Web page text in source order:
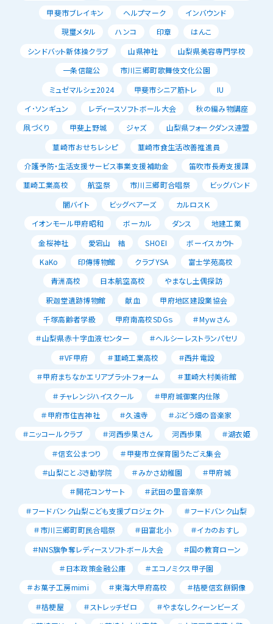
甲斐市ブレイキン
ヘルプマーク
インバウンド
現璽メタル
ハンコ 印章
はんこ
シンドバット新体操クラブ
山県神社
山梨県美容専門学校
一条信龍公
市川三郷町歌舞伎文化公園
ミュゼマルシェ2024
甲斐市シニア筋トレ
IU
イ･ソンギュン
レディースソフトボール大会
秋の編み物講座
凧づくり
甲斐上野城 ジャズ
山梨県フォークダンス連盟
韮崎市おせちレシピ
韮崎市食生活改善推進員
介護予防・生活支援サービス事業支援補助金
笛吹市長寿支援課
韮崎工業高校
航空祭 市川三郷町合唱祭
ビッグバンド
闇バイト
ビッグベアーズ
カルロスＫ
イオンモール甲府昭和
ボーカル ダンス
地建工業
金桜神社
愛宕山 結 SHOEI
ボーイスカウト
KaKo
印傳博物館 クラブYSA
富士学苑高校
青洲高校
日本航空高校
やまなし土偶探訪
釈迦堂遺跡博物館
献血
甲府地区建設業協会
千塚高齢者学級
甲府南高校SDGｓ
＃Mｙwさん
＃山梨県赤十字血液センター
＃ヘルシーレストランパセリ
＃VF甲府
＃韮崎工業高校
＃西井電設
＃甲府まちなかエリアプラットフォーム
＃韮崎大村美術館
＃チャレンジハイスクール
＃甲府城御案内仕隊
＃甲府市住吉神社
＃久遠寺
＃ぶどう畑の音楽家
＃ニッコールクラブ
＃河西歩果さん 河西歩果
＃湖衣姫
＃信玄公まつり
＃甲斐市立保育園うたごえ集会
＃山梨ことぶき勧学院
＃みかさ幼稚園
＃甲府城
＃開花コンサート
＃武田の里音楽祭
＃フードバンク山梨こども支援プロジェクト
＃フードバンク山梨
＃市川三郷町町民合唱祭
＃田富北小
＃イカのおすし
＃NNS旗争奪レディースソフトボール大会
＃国の教育ローン
＃日本政策金融公庫
＃エコノミクス甲子園
＃お菓子工房mimi
＃東海大甲府高校
＃桔梗信玄餅銅像
＃桔梗屋
＃ストレッチゼロ
＃やまなしクィーンビーズ